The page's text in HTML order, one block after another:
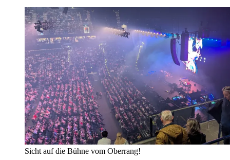
Sicht auf die Bühne vom Oberrang!